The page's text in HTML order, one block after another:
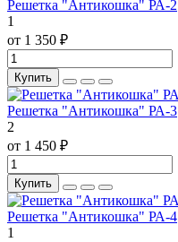
Решетка "Антикошка" РА-2
1
от 1 350 ₽
Купить
Решетка "Антикошка" РА-3
2
от 1 450 ₽
Купить
Решетка "Антикошка" РА-4
1